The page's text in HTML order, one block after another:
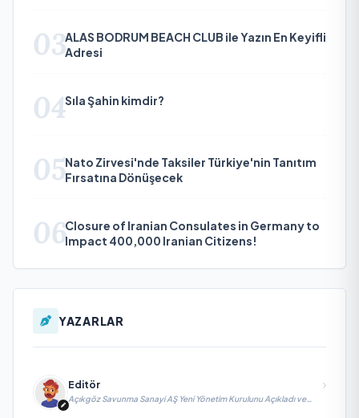
03ALAS BODRUM BEACH CLUB ile Yazın En Keyifli
Adresi
04Sıla Şahin kimdir?
05Nato Zirvesi'nde Taksiler Türkiye'nin Tanıtım
Fırsatına Dönüşecek
06Closure of Iranian Consulates in Germany to
Impact 400,000 Iranian Citizens!
YAZARLAR
Editör
Açıkgöz Savunma Sanayi AŞ Yeni Yönetim Kurulunu Açıkladı ve